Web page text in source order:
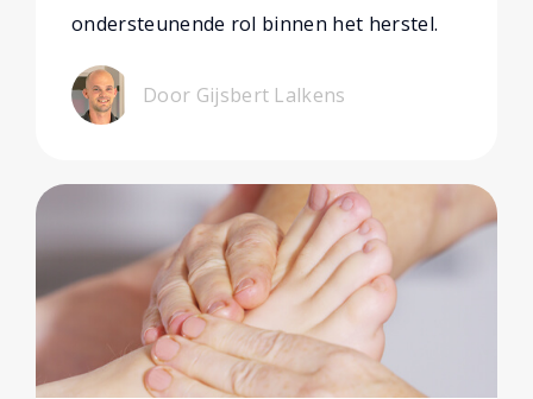
ondersteunende rol binnen het herstel.
Door Gijsbert Lalkens